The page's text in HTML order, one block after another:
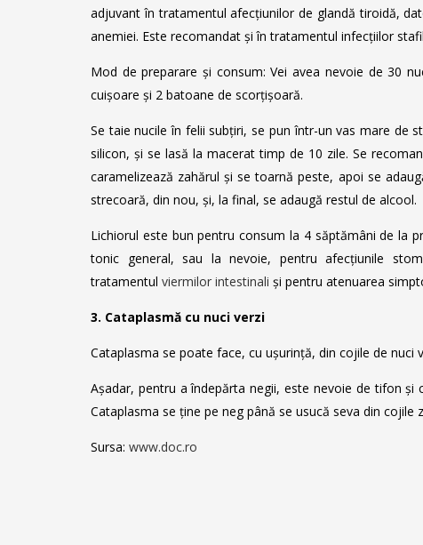
adjuvant în tratamentul afecțiunilor de glandă tiroidă,
anemiei. Este recomandat și în tratamentul infecțiilor
Mod de preparare și consum: Vei avea nevoie de 30
cuișoare și 2 batoane de scorțișoară.
Se taie nucile în felii subțiri, se pun într-un vas mare de
silicon, și se lasă la macerat timp de 10 zile. Se
caramelizează zahărul și se toarnă peste, apoi se
strecoară, din nou, și, la final, se adaugă restul de alcool.
Lichiorul este bun pentru consum la 4 săptămâni de la
tonic general, sau la nevoie, pentru afecțiunile
tratamentul viermilor intestinali și pentru atenuarea
3. Cataplasmă cu nuci verzi
Cataplasma se poate face, cu ușurință, din cojile de
Așadar, pentru a îndepărta negii, este nevoie de tifon
Cataplasma se ține pe neg până se usucă seva din
Sursa: www.doc.ro